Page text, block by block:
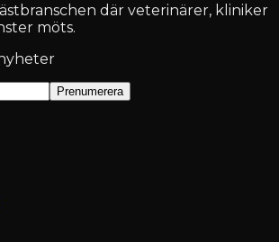
där veterinärer, kliniker
möts.
Prenumerera